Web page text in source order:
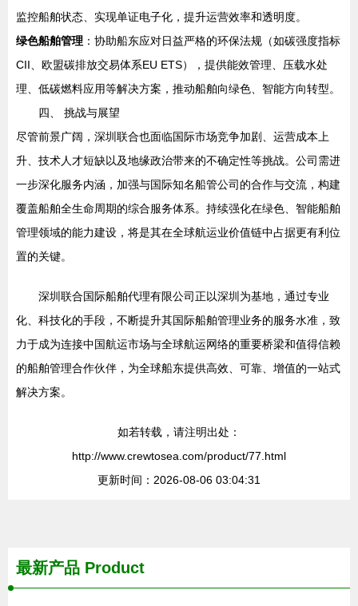
监控船舶状态、实现单证电子化，提升运营效率和透明度。
绿色船舶管理 ：协助船东应对日益严格的环保法规（如碳强度指标
CII、欧盟碳排放交易体系EU ETS），提供能效管理、压载水处
理、低碳燃料应用等解决方案，推动船舶向绿色、智能方向转型。
四、 挑战与展望
尽管前景广阔，深圳联合也面临国际市场竞争加剧、运营成本上
升、技术人才短缺以及地缘政治带来的不确定性等挑战。公司需进
一步深化服务内涵，加强与国际知名船管公司的合作与交流，构建
覆盖船舶全生命周期的综合服务体系。持续强化在绿色、智能船舶
管理领域的能力建设，将是其在全球航运业价值链中占据更有利位
置的关键。
深圳联合国际船舶代理有限公司正以深圳为基地，通过专业
化、科技化的手段，不断提升其国际船舶管理业务的服务水准，致
力于成为连接中国航运市场与全球航运网络的重要桥梁和值得信赖
的船舶管理合作伙伴，为全球船东提供高效、可靠、增值的一站式
解决方案。
如若转载，请注明出处：
http://www.crewtosea.com/product/77.html
更新时间：2026-08-06 03:04:31
最新产品 Product